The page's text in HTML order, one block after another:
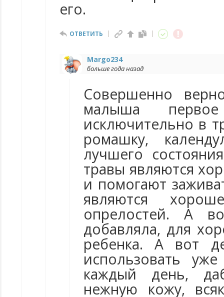
его.
ОТВЕТИТЬ
Margo234
больше года назад
Совершенно
малыша
исключительно в
ромашку,
лучшего
травы являются
и помогают
являются
опрелостей. А
добавляла, для
ребенка. А вот
использовать
каждый день,
нежную кожу,